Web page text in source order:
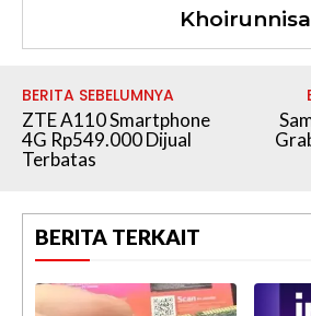
Khoirunnisa
BERITA SEBELUMNYA
ZTE A110 Smartphone
4G Rp549.000 Dijual
Terbatas
BERITA TERKAIT